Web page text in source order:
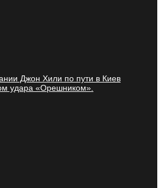
Джон Хили по пути в Киев
удара «Орешником».